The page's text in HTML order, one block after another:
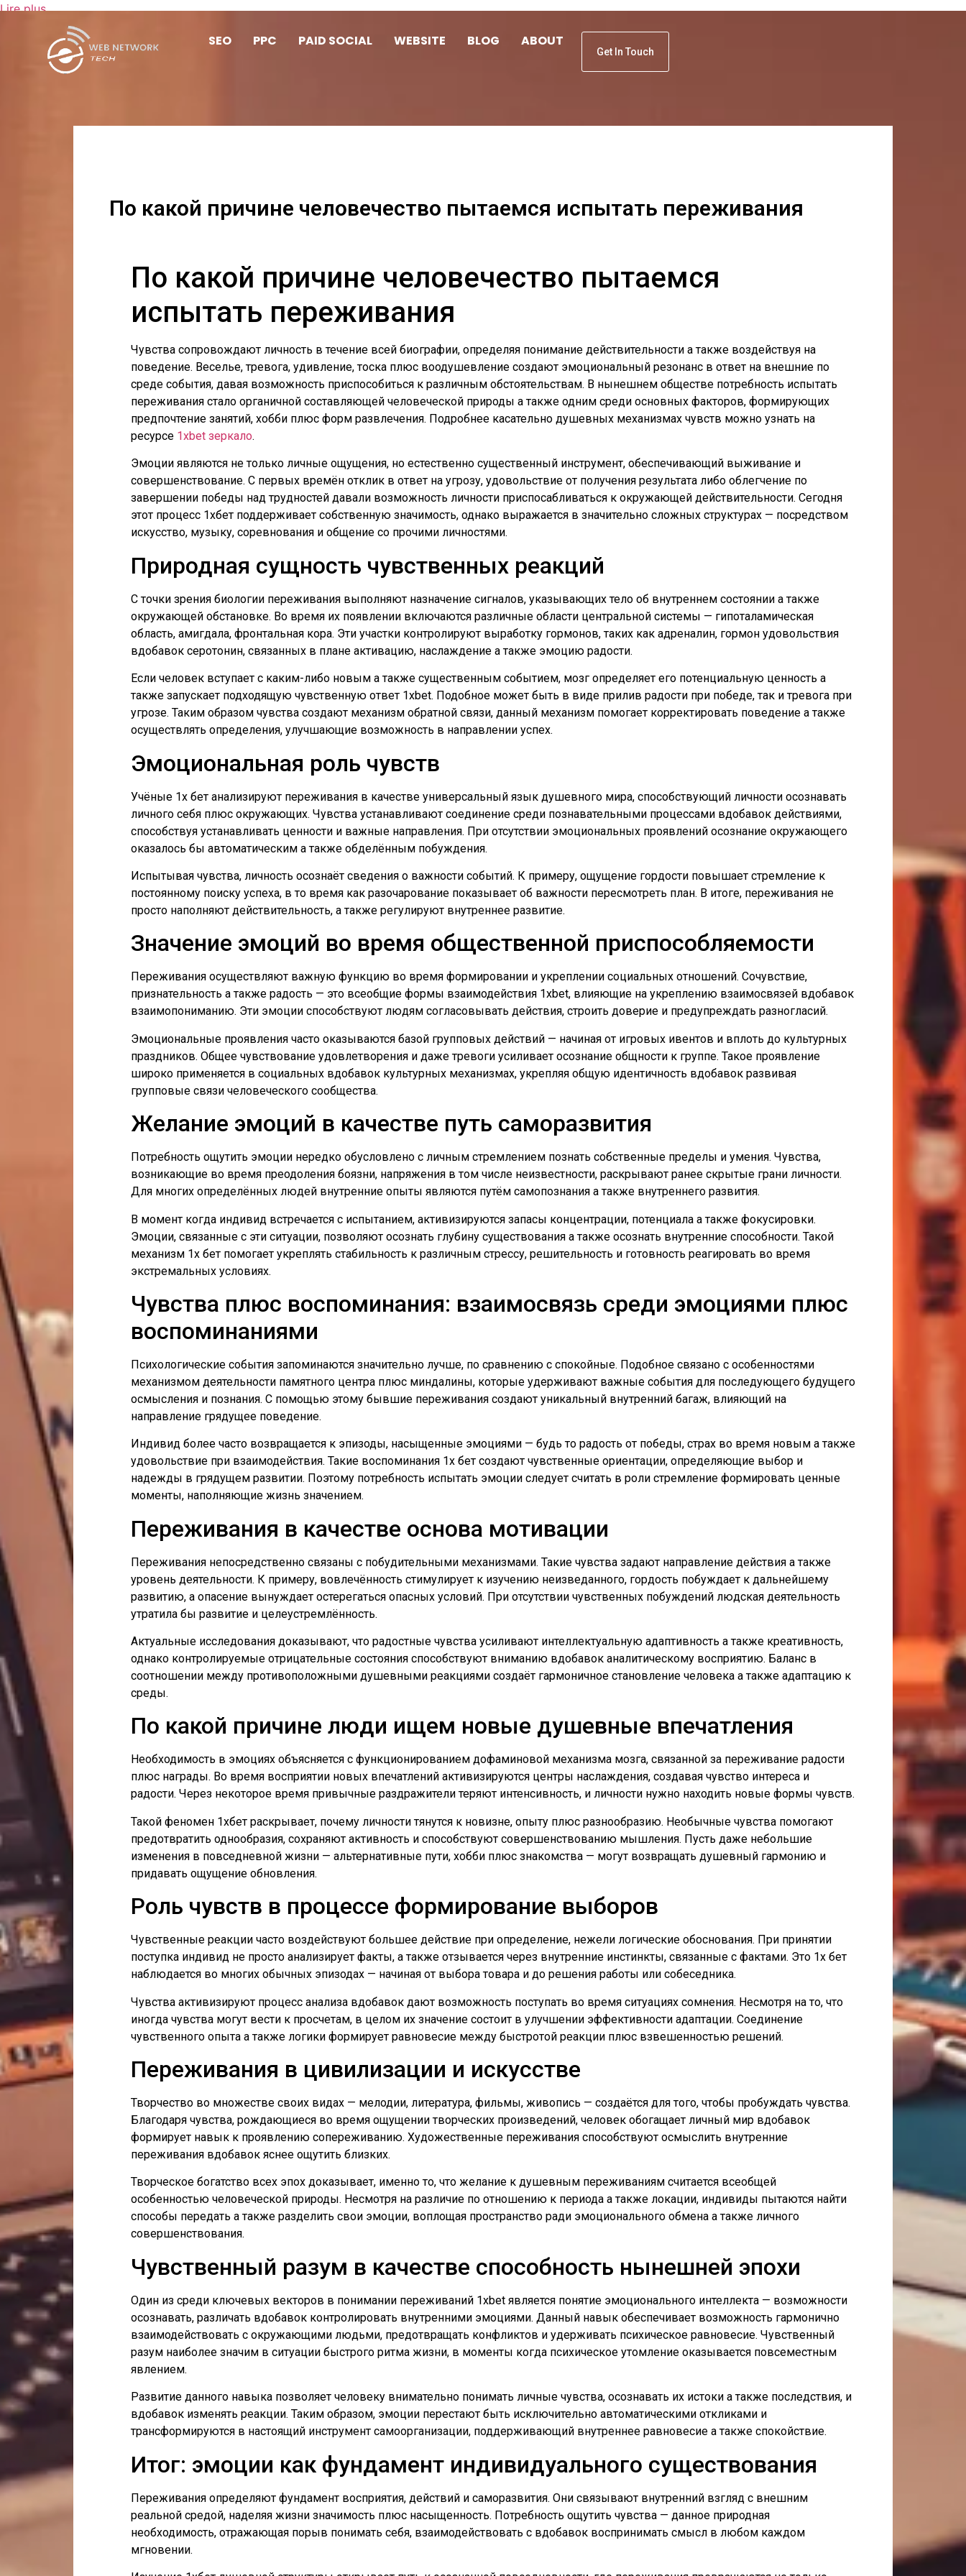
Lire plus
SEO PPC PAID SOCIAL WEBSITE BLOG ABOUT
Get In Touch
По какой причине человечество пытаемся испытать переживания
По какой причине человечество пытаемся
испытать переживания
Чувства сопровождают личность в течение всей биографии, определяя понимание действительности а также воздействуя на
поведение. Веселье, тревога, удивление, тоска плюс воодушевление создают эмоциональный резонанс в ответ на внешние по
среде события, давая возможность приспособиться к различным обстоятельствам. В нынешнем обществе потребность испытать
переживания стало органичной составляющей человеческой природы а также одним среди основных факторов, формирующих
предпочтение занятий, хобби плюс форм развлечения. Подробнее касательно душевных механизмах чувств можно узнать на
ресурсе 1xbet зеркало.
Эмоции являются не только личные ощущения, но естественно существенный инструмент, обеспечивающий выживание и
совершенствование. С первых времён отклик в ответ на угрозу, удовольствие от получения результата либо облегчение по
завершении победы над трудностей давали возможность личности приспосабливаться к окружающей действительности. Сегодня
этот процесс 1хбет поддерживает собственную значимость, однако выражается в значительно сложных структурах — посредством
искусство, музыку, соревнования и общение со прочими личностями.
Природная сущность чувственных реакций
С точки зрения биологии переживания выполняют назначение сигналов, указывающих тело об внутреннем состоянии а также
окружающей обстановке. Во время их появлении включаются различные области центральной системы — гипоталамическая
область, амигдала, фронтальная кора. Эти участки контролируют выработку гормонов, таких как адреналин, гормон удовольствия
вдобавок серотонин, связанных в плане активацию, наслаждение а также эмоцию радости.
Если человек вступает с каким-либо новым а также существенным событием, мозг определяет его потенциальную ценность а
также запускает подходящую чувственную ответ 1xbet. Подобное может быть в виде прилив радости при победе, так и тревога при
угрозе. Таким образом чувства создают механизм обратной связи, данный механизм помогает корректировать поведение а также
осуществлять определения, улучшающие возможность в направлении успех.
Эмоциональная роль чувств
Учёные 1х бет анализируют переживания в качестве универсальный язык душевного мира, способствующий личности осознавать
личного себя плюс окружающих. Чувства устанавливают соединение среди познавательными процессами вдобавок действиями,
способствуя устанавливать ценности и важные направления. При отсутствии эмоциональных проявлений осознание окружающего
оказалось бы автоматическим а также обделённым побуждения.
Испытывая чувства, личность осознаёт сведения о важности событий. К примеру, ощущение гордости повышает стремление к
постоянному поиску успеха, в то время как разочарование показывает об важности пересмотреть план. В итоге, переживания не
просто наполняют действительность, а также регулируют внутреннее развитие.
Значение эмоций во время общественной приспособляемости
Переживания осуществляют важную функцию во время формировании и укреплении социальных отношений. Сочувствие,
признательность а также радость — это всеобщие формы взаимодействия 1xbet, влияющие на укреплению взаимосвязей вдобавок
взаимопониманию. Эти эмоции способствуют людям согласовывать действия, строить доверие и предупреждать разногласий.
Эмоциональные проявления часто оказываются базой групповых действий — начиная от игровых ивентов и вплоть до культурных
праздников. Общее чувствование удовлетворения и даже тревоги усиливает осознание общности к группе. Такое проявление
широко применяется в социальных вдобавок культурных механизмах, укрепляя общую идентичность вдобавок развивая
групповые связи человеческого сообщества.
Желание эмоций в качестве путь саморазвития
Потребность ощутить эмоции нередко обусловлено с личным стремлением познать собственные пределы и умения. Чувства,
возникающие во время преодоления боязни, напряжения в том числе неизвестности, раскрывают ранее скрытые грани личности.
Для многих определённых людей внутренние опыты являются путём самопознания а также внутреннего развития.
В момент когда индивид встречается с испытанием, активизируются запасы концентрации, потенциала а также фокусировки.
Эмоции, связанные с эти ситуации, позволяют осознать глубину существования а также осознать внутренние способности. Такой
механизм 1х бет помогает укреплять стабильность к различным стрессу, решительность и готовность реагировать во время
экстремальных условиях.
Чувства плюс воспоминания: взаимосвязь среди эмоциями плюс
воспоминаниями
Психологические события запоминаются значительно лучше, по сравнению с спокойные. Подобное связано с особенностями
механизмом деятельности памятного центра плюс миндалины, которые удерживают важные события для последующего будущего
осмысления и познания. С помощью этому бывшие переживания создают уникальный внутренний багаж, влияющий на
направление грядущее поведение.
Индивид более часто возвращается к эпизоды, насыщенные эмоциями — будь то радость от победы, страх во время новым а также
удовольствие при взаимодействия. Такие воспоминания 1х бет создают чувственные ориентации, определяющие выбор и
надежды в грядущем развитии. Поэтому потребность испытать эмоции следует считать в роли стремление формировать ценные
моменты, наполняющие жизнь значением.
Переживания в качестве основа мотивации
Переживания непосредственно связаны с побудительными механизмами. Такие чувства задают направление действия а также
уровень деятельности. К примеру, вовлечённость стимулирует к изучению неизведанного, гордость побуждает к дальнейшему
развитию, а опасение вынуждает остерегаться опасных условий. При отсутствии чувственных побуждений людская деятельность
утратила бы развитие и целеустремлённость.
Актуальные исследования доказывают, что радостные чувства усиливают интеллектуальную адаптивность а также креативность,
однако контролируемые отрицательные состояния способствуют вниманию вдобавок аналитическому восприятию. Баланс в
соотношении между противоположными душевными реакциями создаёт гармоничное становление человека а также адаптацию к
среды.
По какой причине люди ищем новые душевные впечатления
Необходимость в эмоциях объясняется с функционированием дофаминовой механизма мозга, связанной за переживание радости
плюс награды. Во время восприятии новых впечатлений активизируются центры наслаждения, создавая чувство интереса и
радости. Через некоторое время привычные раздражители теряют интенсивность, и личности нужно находить новые формы чувств.
Такой феномен 1хбет раскрывает, почему личности тянутся к новизне, опыту плюс разнообразию. Необычные чувства помогают
предотвратить однообразия, сохраняют активность и способствуют совершенствованию мышления. Пусть даже небольшие
изменения в повседневной жизни — альтернативные пути, хобби плюс знакомства — могут возвращать душевный гармонию и
придавать ощущение обновления.
Роль чувств в процессе формирование выборов
Чувственные реакции часто воздействуют большее действие при определение, нежели логические обоснования. При принятии
поступка индивид не просто анализирует факты, а также отзывается через внутренние инстинкты, связанные с фактами. Это 1х бет
наблюдается во многих обычных эпизодах — начиная от выбора товара и до решения работы или собеседника.
Чувства активизируют процесс анализа вдобавок дают возможность поступать во время ситуациях сомнения. Несмотря на то, что
иногда чувства могут вести к просчетам, в целом их значение состоит в улучшении эффективности адаптации. Соединение
чувственного опыта а также логики формирует равновесие между быстротой реакции плюс взвешенностью решений.
Переживания в цивилизации и искусстве
Творчество во множестве своих видах — мелодии, литература, фильмы, живопись — создаётся для того, чтобы пробуждать чувства.
Благодаря чувства, рождающиеся во время ощущении творческих произведений, человек обогащает личный мир вдобавок
формирует навык к проявлению сопереживанию. Художественные переживания способствуют осмыслить внутренние
переживания вдобавок яснее ощутить близких.
Творческое богатство всех эпох доказывает, именно то, что желание к душевным переживаниям считается всеобщей
особенностью человеческой природы. Несмотря на различие по отношению к периода а также локации, индивиды пытаются найти
способы передать а также разделить свои эмоции, воплощая пространство ради эмоционального обмена а также личного
совершенствования.
Чувственный разум в качестве способность нынешней эпохи
Один из среди ключевых векторов в понимании переживаний 1xbet является понятие эмоционального интеллекта — возможности
осознавать, различать вдобавок контролировать внутренними эмоциями. Данный навык обеспечивает возможность гармонично
взаимодействовать с окружающими людьми, предотвращать конфликтов и удерживать психическое равновесие. Чувственный
разум наиболее значим в ситуации быстрого ритма жизни, в моменты когда психическое утомление оказывается повсеместным
явлением.
Развитие данного навыка позволяет человеку внимательно понимать личные чувства, осознавать их истоки а также последствия, и
вдобавок изменять реакции. Таким образом, эмоции перестают быть исключительно автоматическими откликами и
трансформируются в настоящий инструмент самоорганизации, поддерживающий внутреннее равновесие а также спокойствие.
Итог: эмоции как фундамент индивидуального существования
Переживания определяют фундамент восприятия, действий и саморазвития. Они связывают внутренний взгляд с внешним
реальной средой, наделяя жизни значимость плюс насыщенность. Потребность ощутить чувства — данное природная
необходимость, отражающая порыв понимать себя, взаимодействовать с вдобавок воспринимать смысл в любом каждом
мгновении.